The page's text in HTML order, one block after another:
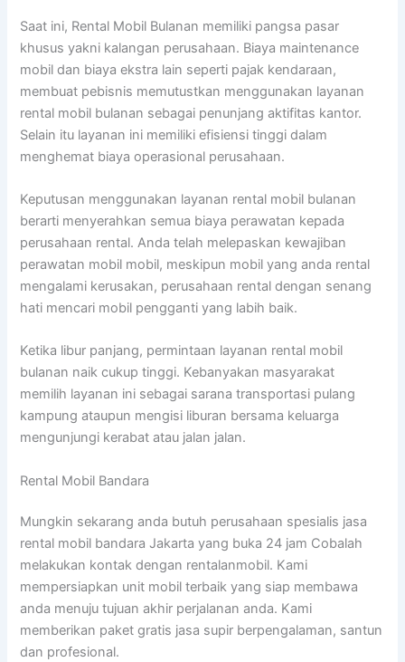
Saat ini, Rental Mobil Bulanan memiliki pangsa pasar
khusus yakni kalangan perusahaan. Biaya maintenance
mobil dan biaya ekstra lain seperti pajak kendaraan,
membuat pebisnis memutustkan menggunakan layanan
rental mobil bulanan sebagai penunjang aktifitas kantor.
Selain itu layanan ini memiliki efisiensi tinggi dalam
menghemat biaya operasional perusahaan.
Keputusan menggunakan layanan rental mobil bulanan
berarti menyerahkan semua biaya perawatan kepada
perusahaan rental. Anda telah melepaskan kewajiban
perawatan mobil mobil, meskipun mobil yang anda rental
mengalami kerusakan, perusahaan rental dengan senang
hati mencari mobil pengganti yang labih baik.
Ketika libur panjang, permintaan layanan rental mobil
bulanan naik cukup tinggi. Kebanyakan masyarakat
memilih layanan ini sebagai sarana transportasi pulang
kampung ataupun mengisi liburan bersama keluarga
mengunjungi kerabat atau jalan jalan.
Rental Mobil Bandara
Mungkin sekarang anda butuh perusahaan spesialis jasa
rental mobil bandara Jakarta yang buka 24 jam Cobalah
melakukan kontak dengan rentalanmobil. Kami
mempersiapkan unit mobil terbaik yang siap membawa
anda menuju tujuan akhir perjalanan anda. Kami
memberikan paket gratis jasa supir berpengalaman, santun
dan profesional.